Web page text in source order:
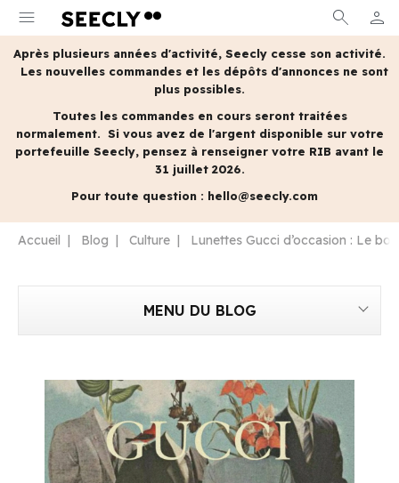
menu search person
MON
Après plusieurs années d'activité, Seecly cesse son activité.
Les nouvelles commandes et les dépôts d'annonces ne sont
plus possibles.
Toutes les commandes en cours seront traitées
normalement. Si vous avez de l'argent disponible sur votre
portefeuille Seecly, pensez à renseigner votre RIB avant le
31 juillet 2026.
Pour toute question : hello@seecly.com
Accueil Blog Culture Lunettes Gucci d’occasion : Le
MENU DU BLOG